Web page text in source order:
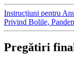
Instrucțiuni pentru
Privind Bolile,
Pregătiri